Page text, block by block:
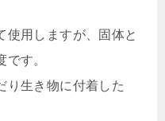
使用しますが、固体と
す。
り生き物に付着した